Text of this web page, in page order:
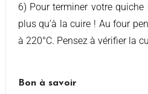
6) Pour terminer votre
plus qu’à la cuire ! Au four
à 220°C. Pensez à vérifier la
Bon à savoir